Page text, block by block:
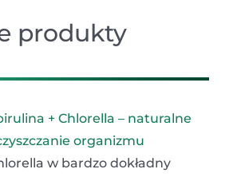
produkty
+ Chlorella – naturalne
organizmu
w bardzo dokładny